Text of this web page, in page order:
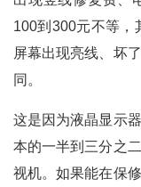
100到300元不等，
屏幕出现亮线、坏
同。
这是因为液晶显示
本的一半到三分之
视机。如果能在保